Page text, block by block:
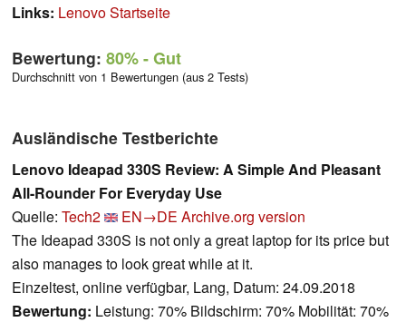
Links: Lenovo Startseite
Bewertung: 80%- Gut
Durchschnitt von 1 Bewertungen (aus 2 Tests)
Ausländische Testberichte
Lenovo Ideapad 330S Review: A Simple And Pleasant
All-Rounder For Everyday Use
Quelle: Tech2 EN→DE Archive.org version
The Ideapad 330S is not only a great laptop for its price but
also manages to look great while at it.
Einzeltest, online verfügbar, Lang, Datum: 24.09.2018
Bewertung: Leistung: 70% Bildschirm: 70% Mobilität: 70%